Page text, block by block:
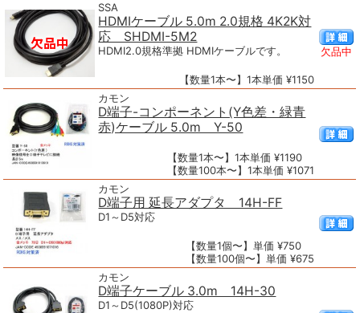
SSA
HDMIケーブル 5.0m 2.0規格 4K2K対
応 SHDMI-5M2
HDMI2.0規格準拠 HDMIケーブルです。
【数量1本〜】1本単価 ¥1150
欠品中
カモン
D端子-コンポーネント(Y色差・緑青
赤)ケーブル 5.0m Y-50
【数量1本〜】1本単価 ¥1190
【数量100本〜】1本単価 ¥1071
カモン
D端子用 延長アダプタ 14H-FF
D1～D5対応
【数量1個〜】単価 ¥750
【数量100個〜】単価 ¥675
カモン
D端子ケーブル 3.0m 14H-30
D1～D5(1080P)対応